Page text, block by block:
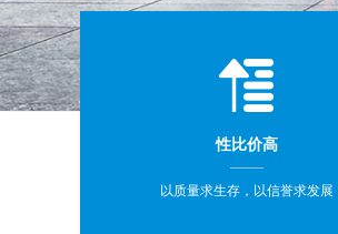
性比价高
以质量求生存，以信誉求发展